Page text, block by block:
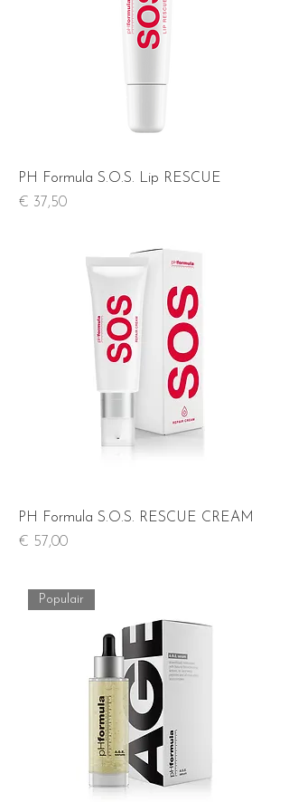
PH Formula S.O.S. Lip RESCUE
Prijs
€ 37,50
PH Formula S.O.S. RESCUE CREAM
Prijs
€ 57,00
Populair